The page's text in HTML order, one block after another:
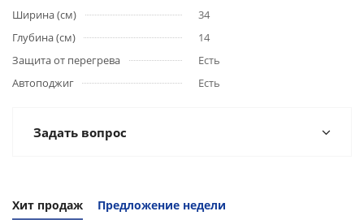
Ширина (см)
34
Глубина (см)
14
Защита от перегрева
Есть
Автоподжиг
Есть
Задать вопрос
Хит продаж
Предложение недели